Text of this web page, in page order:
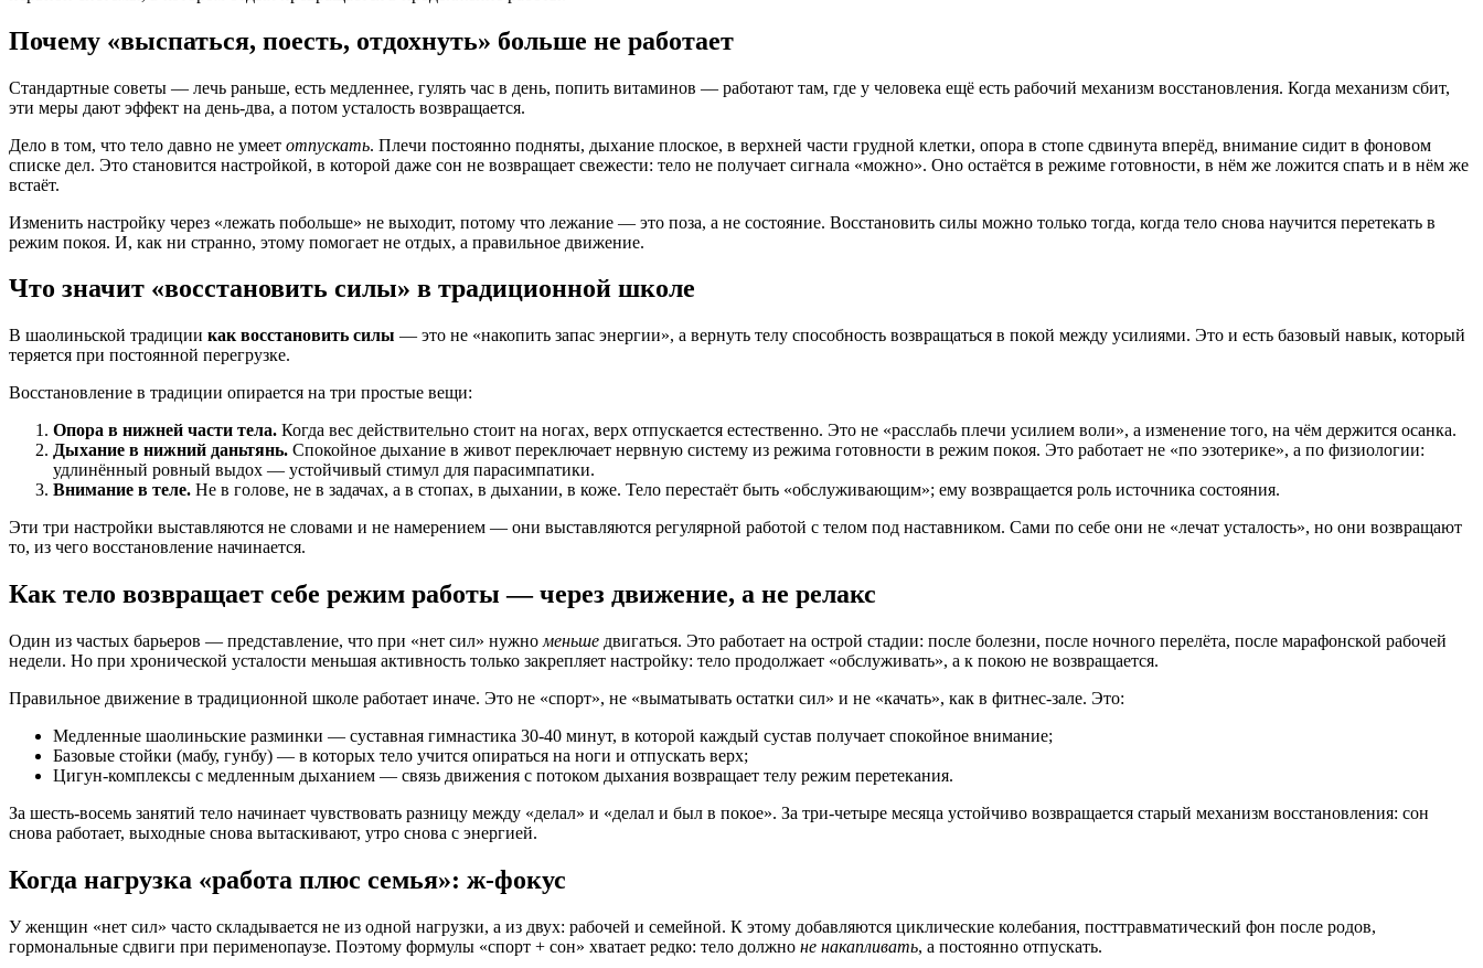
Почему «выспаться, поесть, отдохнуть» больше не работает
Стандартные советы — лечь раньше, есть медленнее, гулять час в день, попить витаминов — работают там, где у человека ещё есть рабочий механизм восстановления. Когда механизм сбит,
эти меры дают эффект на день-два, а потом усталость возвращается.
Дело в том, что тело давно не умеет отпускать. Плечи постоянно подняты, дыхание плоское, в верхней части грудной клетки, опора в стопе сдвинута вперёд, внимание сидит в фоновом
списке дел. Это становится настройкой, в которой даже сон не возвращает свежести: тело не получает сигнала «можно». Оно остаётся в режиме готовности, в нём же ложится спать и в нём же
встаёт.
Изменить настройку через «лежать побольше» не выходит, потому что лежание — это поза, а не состояние. Восстановить силы можно только тогда, когда тело снова научится перетекать в
режим покоя. И, как ни странно, этому помогает не отдых, а правильное движение.
Что значит «восстановить силы» в традиционной школе
В шаолиньской традиции как восстановить силы — это не «накопить запас энергии», а вернуть телу способность возвращаться в покой между усилиями. Это и есть базовый навык, который
теряется при постоянной перегрузке.
Восстановление в традиции опирается на три простые вещи:
Опора в нижней части тела. Когда вес действительно стоит на ногах, верх отпускается естественно. Это не «расслабь плечи усилием воли», а изменение того, на чём держится осанка.
Дыхание в нижний даньтянь. Спокойное дыхание в живот переключает нервную систему из режима готовности в режим покоя. Это работает не «по эзотерике», а по физиологии:
удлинённый ровный выдох — устойчивый стимул для парасимпатики.
Внимание в теле. Не в голове, не в задачах, а в стопах, в дыхании, в коже. Тело перестаёт быть «обслуживающим»; ему возвращается роль источника состояния.
Эти три настройки выставляются не словами и не намерением — они выставляются регулярной работой с телом под наставником. Сами по себе они не «лечат усталость», но они возвращают
то, из чего восстановление начинается.
Как тело возвращает себе режим работы — через движение, а не релакс
Один из частых барьеров — представление, что при «нет сил» нужно меньше двигаться. Это работает на острой стадии: после болезни, после ночного перелёта, после марафонской рабочей
недели. Но при хронической усталости меньшая активность только закрепляет настройку: тело продолжает «обслуживать», а к покою не возвращается.
Правильное движение в традиционной школе работает иначе. Это не «спорт», не «выматывать остатки сил» и не «качать», как в фитнес-зале. Это:
Медленные шаолиньские разминки — суставная гимнастика 30-40 минут, в которой каждый сустав получает спокойное внимание;
Базовые стойки (мабу, гунбу) — в которых тело учится опираться на ноги и отпускать верх;
Цигун-комплексы с медленным дыханием — связь движения с потоком дыхания возвращает телу режим перетекания.
За шесть-восемь занятий тело начинает чувствовать разницу между «делал» и «делал и был в покое». За три-четыре месяца устойчиво возвращается старый механизм восстановления: сон
снова работает, выходные снова вытаскивают, утро снова с энергией.
Когда нагрузка «работа плюс семья»: ж-фокус
У женщин «нет сил» часто складывается не из одной нагрузки, а из двух: рабочей и семейной. К этому добавляются циклические колебания, посттравматический фон после родов,
гормональные сдвиги при перименопаузе. Поэтому формулы «спорт + сон» хватает редко: тело должно не накапливать, а постоянно отпускать.